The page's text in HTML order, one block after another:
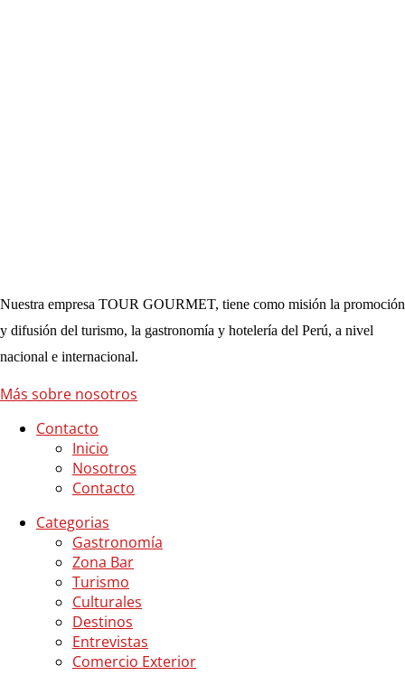
Nuestra empresa TOUR GOURMET, tiene como misión la promoción
y difusión del turismo, la gastronomía y hotelería del Perú, a nivel
nacional e internacional.
Más sobre nosotros
Contacto
Inicio
Nosotros
Contacto
Categorias
Gastronomía
Zona Bar
Turismo
Culturales
Destinos
Entrevistas
Comercio Exterior